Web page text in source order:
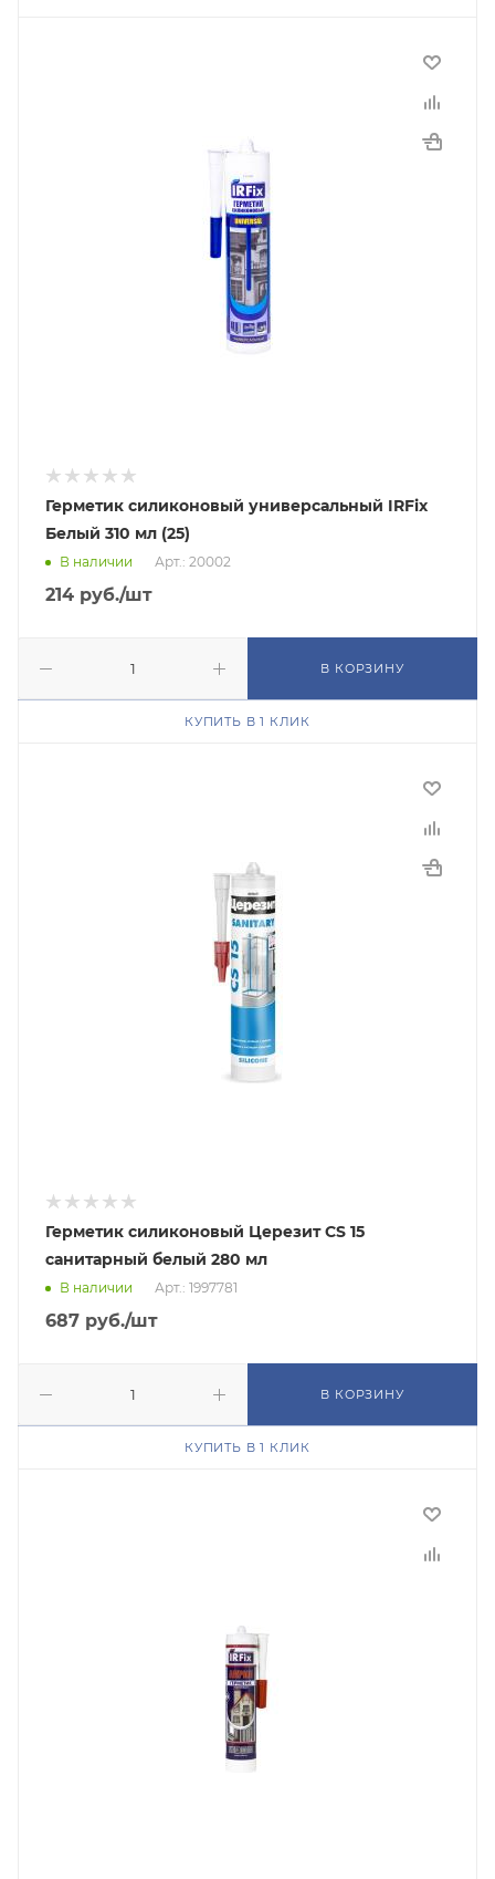
Герметик силиконовый универсальный IRFix
Белый 310 мл (25)
В наличии Арт.: 20002
214 руб./шт
В КОРЗИНУ
КУПИТЬ В 1 КЛИК
Герметик силиконовый Церезит CS 15
санитарный белый 280 мл
В наличии Арт.: 1997781
687 руб./шт
В КОРЗИНУ
КУПИТЬ В 1 КЛИК